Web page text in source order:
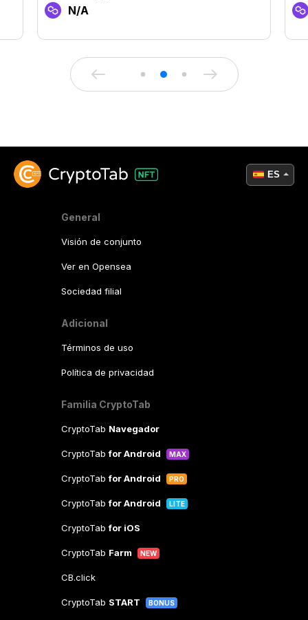
N/A
General
Visión de conjunto
Ver en Opensea
Sociedad filial
Adicional
Términos de uso
Política de privacidad
Familia CryptoTab
CryptoTab Navegador
CryptoTabfor Android MAX
CryptoTabfor Android PRO
CryptoTabfor Android LITE
CryptoTabfor iOS
CryptoTab Farm NEW
CB.click
CryptoTab START BONUS
ES